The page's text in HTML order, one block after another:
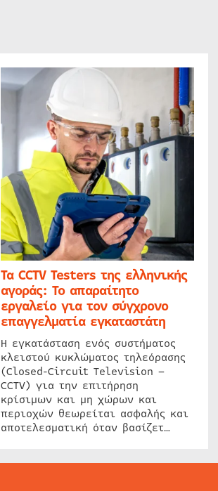
Τα CCTV Testers της ελληνικής
αγοράς: Το απαραίτητο
εργαλείο για τον σύγχρονο
επαγγελματία εγκαταστάτη
Η εγκατάσταση ενός συστήματος
κλειστού κυκλώματος τηλεόρασης
(Closed-Circuit Television –
CCTV) για την επιτήρηση
κρίσιμων και μη χώρων και
περιοχών θεωρείται ασφαλής και
αποτελεσματική όταν βασίζετ…